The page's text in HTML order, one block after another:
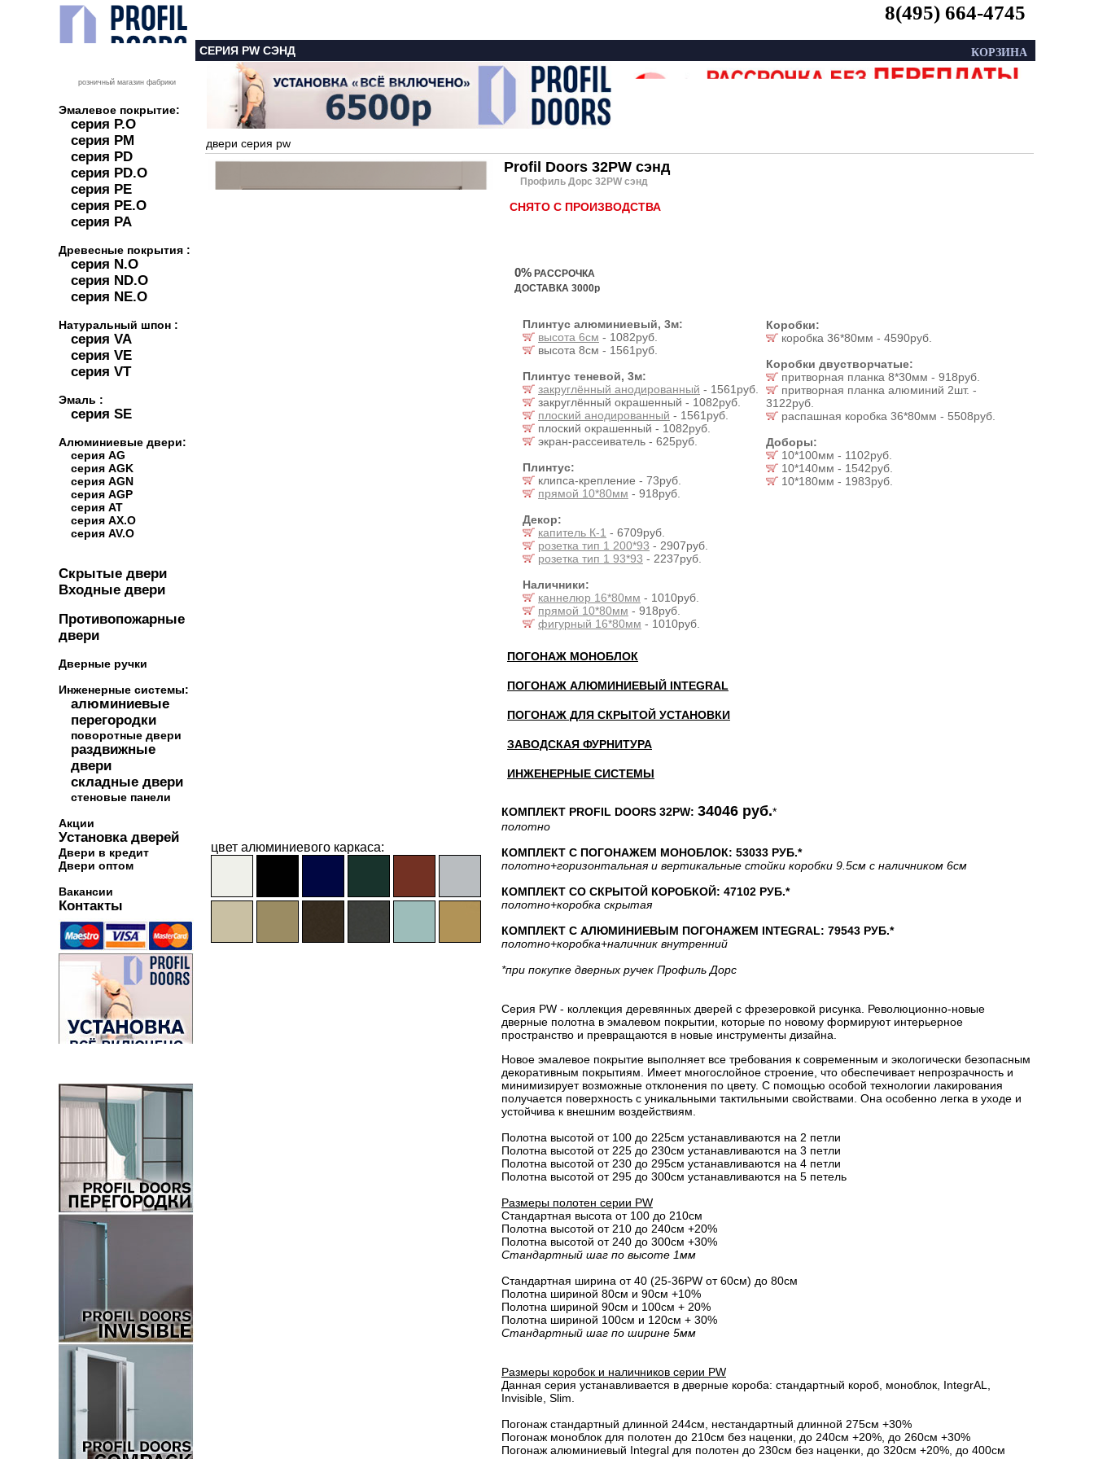
розничный магазин фабрики
Эмалевое покрытие:
серия P.O
серия PM
серия PD
серия PD.O
серия PE
серия PE.O
серия PA
Древесные покрытия :
серия N.O
серия ND.O
серия NE.O
Натуральный шпон :
серия VA
серия VE
серия VT
Эмаль :
серия SE
Алюминиевые двери:
серия AG
серия AGK
серия AGN
серия AGP
серия AT
серия AX.O
серия AV.O
Скрытые двери
Входные двери
Противопожарные
двери
Дверные ручки
Инженерные системы:
алюминиевые
перегородки
поворотные двери
раздвижные
двери
складные двери
стеновые панели
Акции
Установка дверей
Двери в кредит
Двери оптом
Вакансии
Контакты
8(495) 664-4745
КОРЗИНА
СЕРИЯ PW СЭНД
двери серия pw
цвет алюминиевого каркаса:
Profil Doors 32PW сэнд
Профиль Дорс 32PW сэнд
СНЯТО С ПРОИЗВОДСТВА
0% РАССРОЧКА
ДОСТАВКА 3000р
Плинтус алюминиевый, 3м:
высота 6см - 1082руб.
высота 8см - 1561руб.
Плинтус теневой, 3м:
закруглённый анодированный - 1561руб.
закруглённый окрашенный - 1082руб.
плоский анодированный - 1561руб.
плоский окрашенный - 1082руб.
экран-рассеиватель - 625руб.
Плинтус:
клипса-крепление - 73руб.
прямой 10*80мм - 918руб.
Декор:
капитель К-1 - 6709руб.
розетка тип 1 200*93 - 2907руб.
розетка тип 1 93*93 - 2237руб.
Наличники:
каннелюр 16*80мм - 1010руб.
прямой 10*80мм - 918руб.
фигурный 16*80мм - 1010руб.
Коробки:
коробка 36*80мм - 4590руб.
Коробки двустворчатые:
притворная планка 8*30мм - 918руб.
притворная планка алюминий 2шт. -
3122руб.
распашная коробка 36*80мм - 5508руб.
Доборы:
10*100мм - 1102руб.
10*140мм - 1542руб.
10*180мм - 1983руб.
ПОГОНАЖ МОНОБЛОК
ПОГОНАЖ АЛЮМИНИЕВЫЙ INTEGRAL
ПОГОНАЖ ДЛЯ СКРЫТОЙ УСТАНОВКИ
ЗАВОДСКАЯ ФУРНИТУРА
ИНЖЕНЕРНЫЕ СИСТЕМЫ
КОМПЛЕКТ PROFIL DOORS 32PW: 34046 руб.*
полотно
КОМПЛЕКТ С ПОГОНАЖЕМ МОНОБЛОК: 53033 РУБ.*
полотно+горизонтальная и вертикальные стойки коробки 9.5см с наличником 6см
КОМПЛЕКТ СО СКРЫТОЙ КОРОБКОЙ: 47102 РУБ.*
полотно+коробка скрытая
КОМПЛЕКТ С АЛЮМИНИЕВЫМ ПОГОНАЖЕМ INTEGRAL: 79543 РУБ.*
полотно+коробка+наличник внутренний
*при покупке дверных ручек Профиль Дорс
Серия PW - коллекция деревянных дверей с фрезеровкой рисунка. Революционно-новые
дверные полотна в эмалевом покрытии, которые по новому формируют интерьерное
пространство и превращаются в новые инструменты дизайна.
Новое эмалевое покрытие выполняет все требования к современным и экологически безопасным
декоративным покрытиям. Имеет многослойное строение, что обеспечивает непрозрачность и
минимизирует возможные отклонения по цвету. С помощью особой технологии лакирования
получается поверхность с уникальными тактильными свойствами. Она особенно легка в уходе и
устойчива к внешним воздействиям.
Полотна высотой от 100 до 225см устанавливаются на 2 петли
Полотна высотой от 225 до 230см устанавливаются на 3 петли
Полотна высотой от 230 до 295см устанавливаются на 4 петли
Полотна высотой от 295 до 300см устанавливаются на 5 петель
Размеры полотен серии PW
Стандартная высота от 100 до 210см
Полотна высотой от 210 до 240см +20%
Полотна высотой от 240 до 300см +30%
Стандартный шаг по высоте 1мм
Стандартная ширина от 40 (25-36PW от 60см) до 80см
Полотна шириной 80cм и 90cм +10%
Полотна шириной 90см и 100см + 20%
Полотна шириной 100см и 120см + 30%
Стандартный шаг по ширине 5мм
Размеры коробок и наличников серии PW
Данная серия устанавливается в дверные короба: стандартный короб, моноблок, IntegrAL,
Invisible, Slim.
Погонаж стандартный длинной 244см, нестандартный длинной 275см +30%
Погонаж моноблок для полотен до 210см без наценки, до 240см +20%, до 260см +30%
Погонаж алюминиевый Integral для полотен до 230см без наценки, до 320см +20%, до 400см